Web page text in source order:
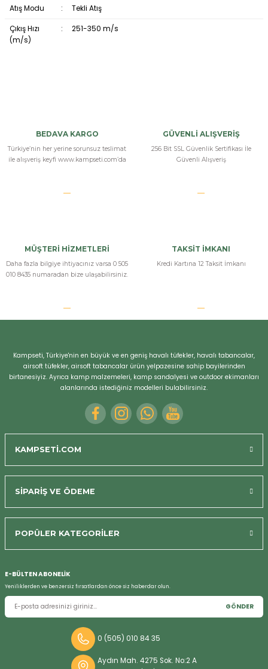
Atış Modu : Tekli Atış
Çıkış Hızı
(m/s)
: 251-350 m/s
BEDAVA KARGO
Türkiye’nin her yerine sorunsuz teslimat
ile alışveriş keyfi www.kampseti.com’da
GÜVENLİ ALIŞVERİŞ
256 Bit SSL Güvenlik Sertifikası İle
Güvenli Alışveriş
MÜŞTERİ HİZMETLERİ
Daha fazla bilgiye ihtiyacınız varsa 0 505
010 8435 numaradan bize ulaşabilirsiniz.
TAKSİT İMKANI
Kredi Kartına 12 Taksit İmkanı
Kampseti, Türkiye'nin en büyük ve en geniş havalı tüfekler, havalı tabancalar,
airsoft tüfekler, airsoft tabancalar ürün yelpazesine sahip bayilerinden
birtanesiyiz. Ayrıca kamp malzemeleri, kamp sandalyesi ve outdoor ekimanları
alanlarında istediğiniz modelleri bulabilirsiniz.
KAMPSETİ.COM
SİPARİŞ VE ÖDEME
POPÜLER KATEGORİLER
E-BÜLTEN ABONELİK
Yeniliklerden ve benzersiz fırsatlardan önce siz haberdar olun.
GÖNDER
0 (505) 010 84 35
Aydın Mah. 4275 Sok. No:2 A